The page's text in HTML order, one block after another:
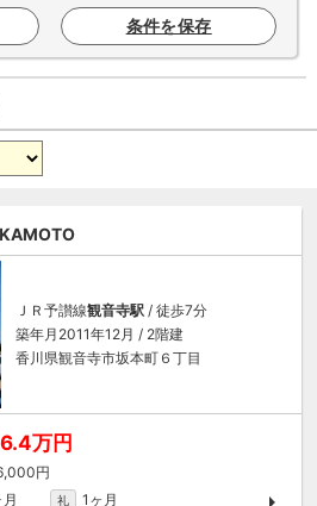
条件を保存
ＪＲ予讃線観音寺駅 / 徒歩7分
築年月2011年12月 / 2階建
香川県観音寺市坂本町６丁目
6.4万円
円
礼
1ヶ月